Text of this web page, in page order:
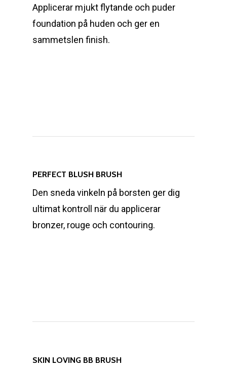
Applicerar mjukt flytande och puder
foundation på huden och ger en
sammetslen finish.
PERFECT BLUSH BRUSH
Den sneda vinkeln på borsten ger dig
ultimat kontroll när du applicerar
bronzer, rouge och contouring.
SKIN LOVING BB BRUSH